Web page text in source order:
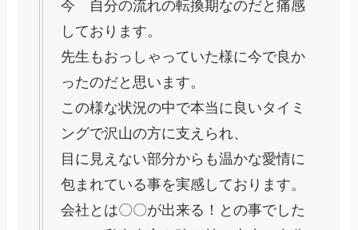
今 自分の流れの転換期なのだと痛感
しております。
先生もおっしゃっていた様に今で良か
ったのだと思います。
この様な状況の中で本当に良いタイミ
ングで沢山の方に支えられ、
目に見えない部分からも温かな愛情に
包まれている事を実感しております。
会社とは〇〇が出来る！との事でした